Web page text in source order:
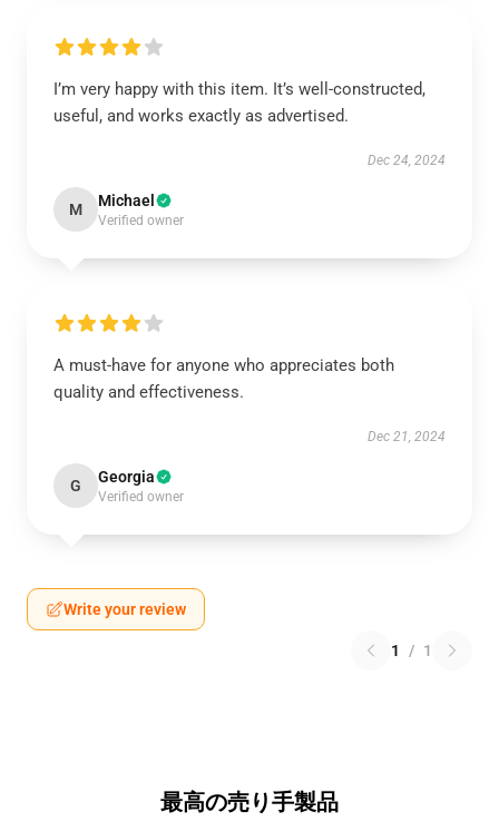
I’m very happy with this item. It’s well-constructed,
useful, and works exactly as advertised.
Dec 24, 2024
M Michael
Verified owner
A must-have for anyone who appreciates both
quality and effectiveness.
Dec 21, 2024
G Georgia
Verified owner
Write your review
1 / 1
最高の売り手製品